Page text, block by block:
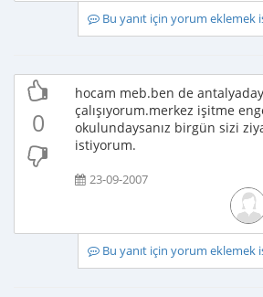
Bu yanıt için yorum eklemek
0
hocam meb.ben de
çalışıyorum.merkez işitme
okulundaysanız birgün sizi
istiyorum.
23-09-2007
Bu yanıt için yorum eklemek